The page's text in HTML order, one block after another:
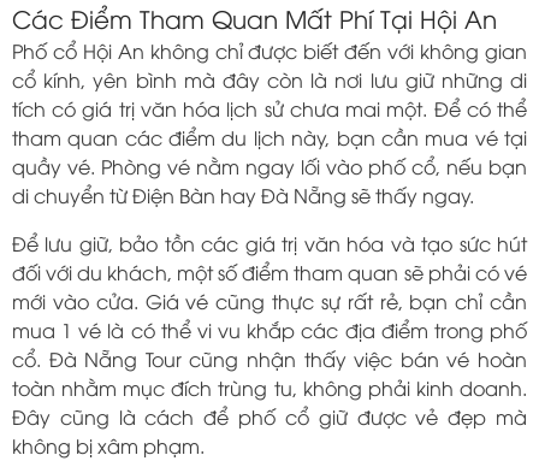
Các Điểm Tham Quan Mất Phí Tại Hội An
Phố cổ Hội An không chỉ được biết đến với không gian
cổ kính, yên bình mà đây còn là nơi lưu giữ những di
tích có giá trị văn hóa lịch sử chưa mai một. Để có thể
tham quan các điểm du lịch này, bạn cần mua vé tại
quầy vé. Phòng vé nằm ngay lối vào phố cổ, nếu bạn
di chuyển từ Điện Bàn hay Đà Nẵng sẽ thấy ngay.
Để lưu giữ, bảo tồn các giá trị văn hóa và tạo sức hút
đối với du khách, một số điểm tham quan sẽ phải có vé
mới vào cửa. Giá vé cũng thực sự rất rẻ, bạn chỉ cần
mua 1 vé là có thể vi vu khắp các địa điểm trong phố
cổ. Đà Nẵng Tour cũng nhận thấy việc bán vé hoàn
toàn nhằm mục đích trùng tu, không phải kinh doanh.
Đây cũng là cách để phố cổ giữ được vẻ đẹp mà
không bị xâm phạm.